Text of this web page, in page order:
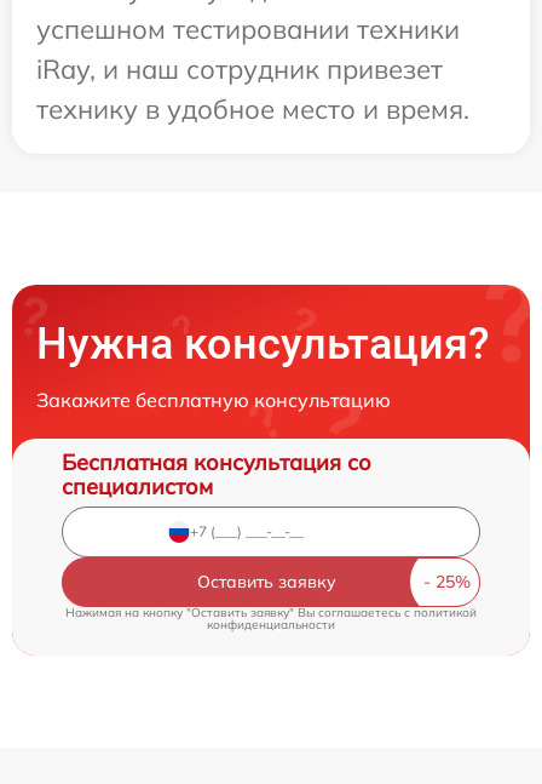
успешном тестировании техники
iRay, и наш сотрудник привезет
технику в удобное место и время.
Нужна консультация?
Закажите бесплатную консультацию
Бесплатная консультация со
специалистом
Оставить заявку
Нажимая на кнопку "Оставить заявку" Вы соглашаетесь cполитикой
конфиденциальности